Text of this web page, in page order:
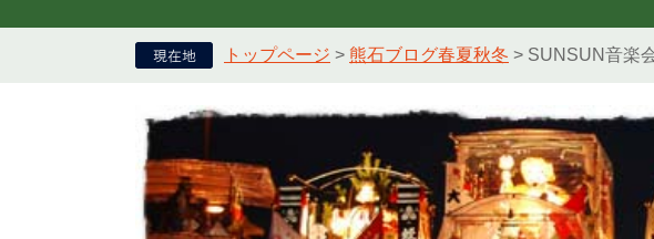
トップページ > 熊石ブログ春夏秋冬 > SUNSUN音楽